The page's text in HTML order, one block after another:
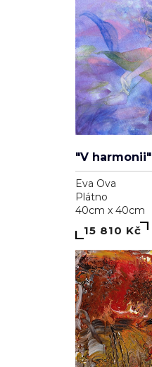
"V harmonii"
Eva Ova
Plátno
40cm x 40cm
15 810 Kč